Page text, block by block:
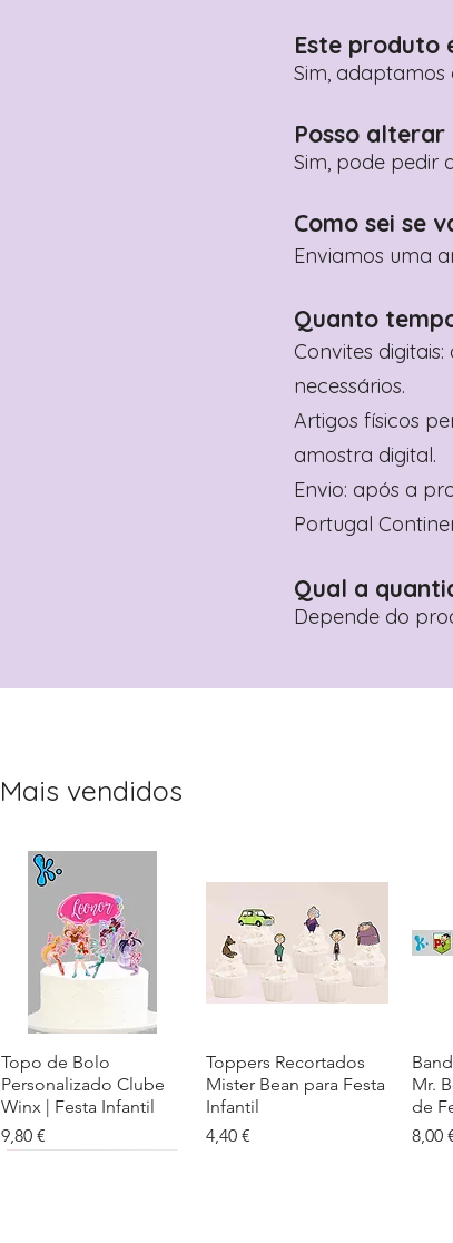
Este produto
Sim, adaptamos
Posso alterar
Sim, pode pedir
Como sei se
Enviamos uma
Quanto
Convites
necessários.
Artigos físicos
amostra digital.
Envio: após a
Portugal
Qual a
Depende do
Mais vendidos
Visualização rápida
Topo de Bolo
Personalizado Clube
Winx | Festa Infantil
Preço
9,80 €
Visualização rápida
Toppers Recortados
Mister Bean para Festa
Infantil
Preço
4,40 €
Mr.
de
8,00